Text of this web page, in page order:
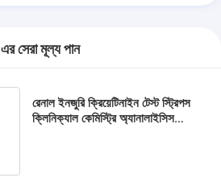
এর সেরা মূল্য পান
রেনাল ইনজুরি ক্রিয়েটিনাইন টেস্ট স্ট্রিপস
ক্লিনিক্যাল কেমিস্ট্রি অ্যানালাইসিস